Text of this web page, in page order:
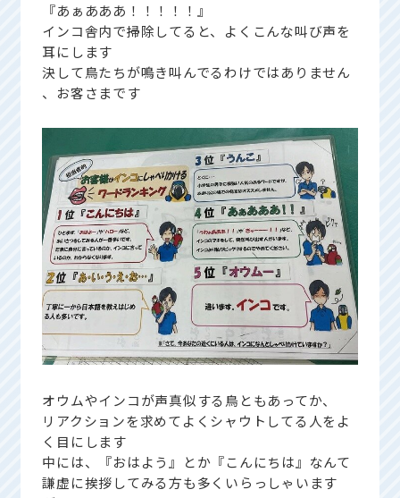
『あぁあああ！！！！！』
インコ舎内で掃除してると、よくこんな叫び声を
耳にします
決して鳥たちが鳴き叫んでるわけではありません
、お客さまです
オウムやインコが声真似する鳥ともあってか、
リアクションを求めてよくシャウトしてる人をよ
く目にします
中には、『おはよう』とか『こんにちは』なんて
謙虚に挨拶してみる方も多くいらっしゃいます